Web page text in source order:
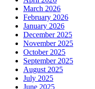
March 2026
February 2026
January 2026
December 2025
November 2025
October 2025
September 2025
August 2025
July 2025
June 2025